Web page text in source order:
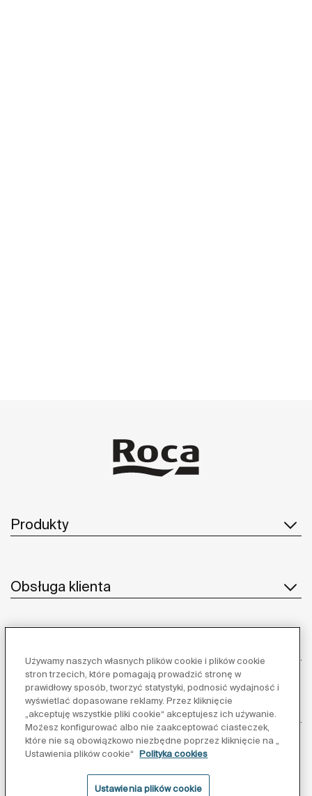
Produkty
Obsługa klienta
Inspiracja
Obserwuj nas:
Używamy naszych własnych plików cookie i plików cookie
stron trzecich, które pomagają prowadzić stronę w
prawidłowy sposób, tworzyć statystyki, podnosić wydajność i
wyświetlać dopasowane reklamy. Przez kliknięcie
„akceptuję wszystkie pliki cookie“ akceptujesz ich używanie.
Możesz konfigurować albo nie zaakceptować ciasteczek,
które nie są obowiązkowo niezbędne poprzez kliknięcie na „
Ustawienia plików cookie“
Polityka cookies
Ustawienia plików cookie